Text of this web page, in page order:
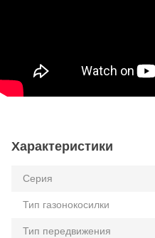
Характеристики
Серия
Тип газонокосилки
Тип передвижения